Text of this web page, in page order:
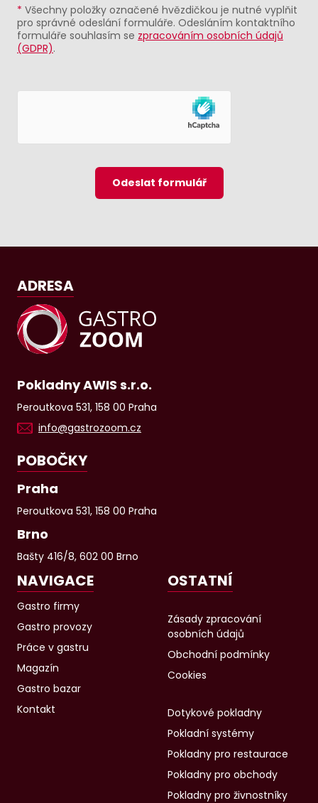
* Všechny položky označené hvězdičkou je nutné vyplňit
pro správné odeslání formuláře. Odesláním kontaktního
formuláře souhlasím se zpracováním osobních údajů
(GDPR).
Odeslat formulář
ADRESA
Pokladny AWIS s.r.o.
Peroutkova 531, 158 00 Praha
info@gastrozoom.cz
POBOČKY
Praha
Peroutkova 531, 158 00 Praha
Brno
Bašty 416/8, 602 00 Brno
NAVIGACE
Gastro firmy
Gastro provozy
Práce v gastru
Magazín
Gastro bazar
Kontakt
OSTATNÍ
Zásady zpracování
osobních údajů
Obchodní podmínky
Cookies
Dotykové pokladny
Pokladní systémy
Pokladny pro restaurace
Pokladny pro obchody
Pokladny pro živnostníky